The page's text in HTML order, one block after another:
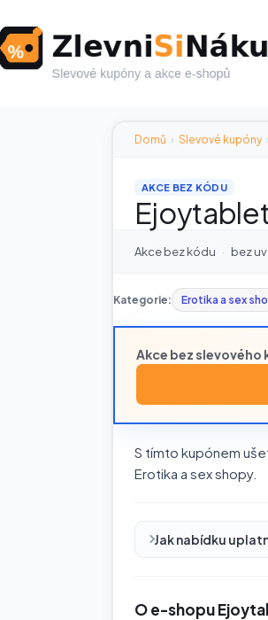
content
Domů › Slevové kupóny ›
AKCE BEZ KÓDU
Akce bez kódu · bez
Kategorie: Erotika a sex
Akce bez slevového
S tímto kupónem
Erotika a sex shopy.
Jak nabídku
O e-shopu